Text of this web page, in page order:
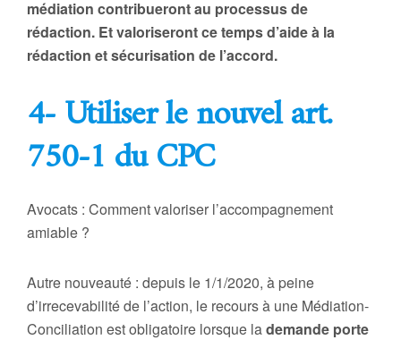
médiation contribueront au processus de
rédaction. Et valoriseront ce temps d’aide à la
rédaction et sécurisation de l’accord.
4- Utiliser le nouvel art.
750-1 du CPC
Avocats : Comment valoriser l’accompagnement
amiable ?
Autre nouveauté : depuis le 1/1/2020, à peine
d’irrecevabilité de l’action, le recours à une Médiation-
Conciliation est obligatoire lorsque lademande porte